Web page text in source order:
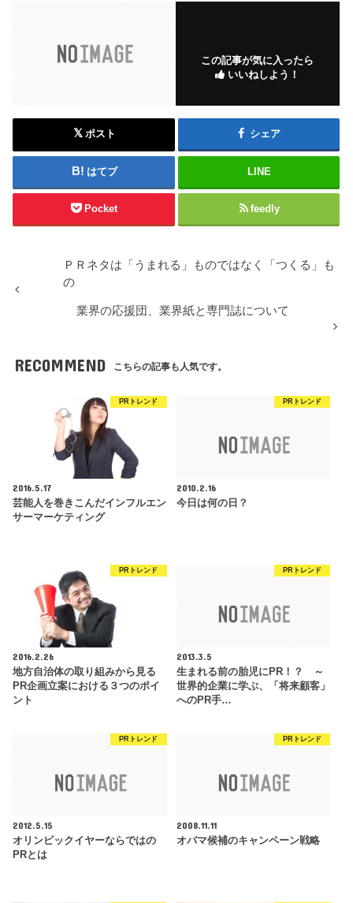
この記事が気に入ったら
いいねしよう！
ポスト シェア
はてブ LINE
Pocket feedly
ＰＲネタは「うまれる」ものではなく「つくる」も
の
業界の応援団、業界紙と専門誌について
RECOMMEND こちらの記事も人気です。
PRトレンド
2016.5.17
芸能人を巻きこんだインフルエン
サーマーケティング
PRトレンド
2010.2.16
今日は何の日？
PRトレンド
2016.2.26
地方自治体の取り組みから見る
PR企画立案における３つのポイ
ント
PRトレンド
2013.3.5
生まれる前の胎児にPR！？ ～
世界的企業に学ぶ、「将来顧客」
へのPR手…
PRトレンド
2012.5.15
オリンピックイヤーならではの
PRとは
PRトレンド
2008.11.11
オバマ候補のキャンペーン戦略